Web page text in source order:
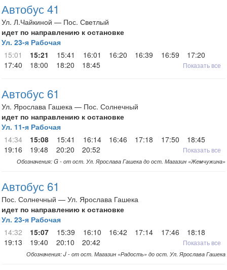
Автобус 41
Ул. Л.Чайкиной — Пос. Светлый
идет по направлению к остановке
Ул. 23-я Рабочая
15:01
15:21 15:41 16:01 16:20 16:39 16:59
17:20
17:40
18:00 18:20 18:45 Показать все
Автобус 61
Ул. Ярослава Гашека — Пос. Солнечный
идет по направлению к остановке
Ул. 11-я Рабочая
14:34
15:08 15:41 16:14 16:46 17:18 17:50
18:45
19:16
19:48 20:20 20:52 Показать все
Обозначения: G - от ост. Ул. Ярослава Гашека до ост. Магазин «Жемчужина»
Автобус 61
Пос. Солнечный — Ул. Ярослава Гашека
идет по направлению к остановке
Ул. 23-я Рабочая
14:32
15:07 15:39 16:10 16:42 17:14 17:46
18:18
19:13
19:40 20:10 20:42 Показать все
Обозначения: J - от ост. Магазин «Радость» до ост. Ул. Ярослава Гашека